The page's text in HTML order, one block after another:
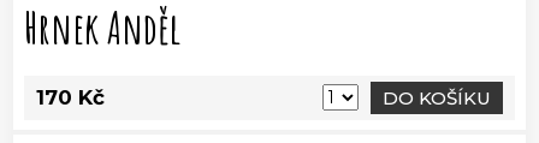
Hrnek Anděl
170 Kč DO KOŠÍKU